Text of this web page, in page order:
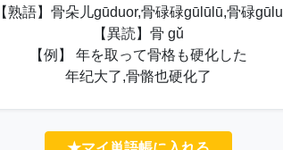
【熟語】骨朵儿gūduor,骨碌碌gūlūlū,骨碌gūlu
【異読】骨 gǔ
【例】 年を取って骨格も硬化した
年纪大了,骨骼也硬化了